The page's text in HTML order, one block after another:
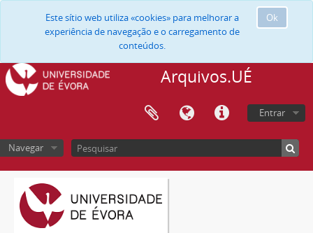
Ok
Este sítio web utiliza «cookies» para melhorar a
experiência de navegação e o carregamento de
conteúdos.
Arquivos.UÉ
Entrar
Navegar